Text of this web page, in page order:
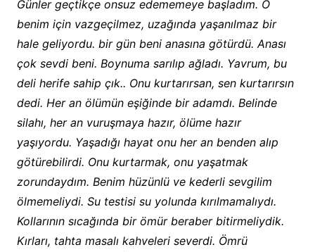
Günler geçtikçe onsuz edememeye başladım. O
benim için vazgeçilmez, uzağında yaşanılmaz bir
hale geliyordu. bir gün beni anasına götürdü. Anası
çok sevdi beni. Boynuma sarılıp ağladı. Yavrum, bu
deli herife sahip çık.. Onu kurtarırsan, sen kurtarırsın
dedi. Her an ölümün eşiğinde bir adamdı. Belinde
silahı, her an vuruşmaya hazır, ölüme hazır
yaşıyordu. Yaşadığı hayat onu her an benden alıp
götürebilirdi. Onu kurtarmak, onu yaşatmak
zorundaydım. Benim hüzünlü ve kederli sevgilim
ölmemeliydi. Su testisi su yolunda kırılmamalıydı.
Kollarının sıcağında bir ömür beraber bitirmeliydik.
Kırları, tahta masalı kahveleri severdi. Ömrü